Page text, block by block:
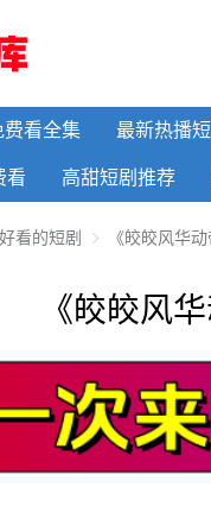
费看全集 最新热播短
看 高甜短剧推荐
看的短剧 《皎皎风华
《皎皎风